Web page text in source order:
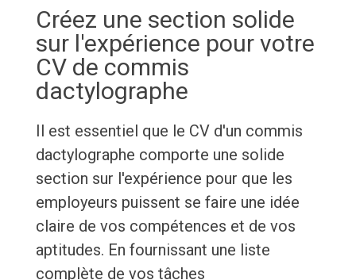
Créez une section solide
sur l'expérience pour votre
CV de commis
dactylographe
Il est essentiel que le CV d'un commis
dactylographe comporte une solide
section sur l'expérience pour que les
employeurs puissent se faire une idée
claire de vos compétences et de vos
aptitudes. En fournissant une liste
complète de vos tâches